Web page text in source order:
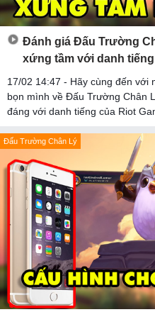
Đánh giá Đấu Trường
xứng tầm với danh
17/02 14:47 - Hãy cùng đến với
bọn mình về Đấu Trường Chân
đáng với danh tiếng của Riot
Đấu Trường Chân Lý